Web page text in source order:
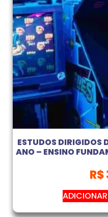
ESTUDOS DIRIGIDOS
ANO – ENSINO
R$